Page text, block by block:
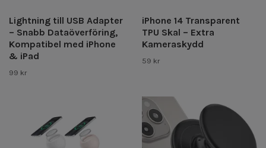
Lightning till USB Adapter
– Snabb Dataöverföring,
Kompatibel med iPhone
& iPad
99 kr
iPhone 14 Transparent
TPU Skal – Extra
Kameraskydd
59 kr